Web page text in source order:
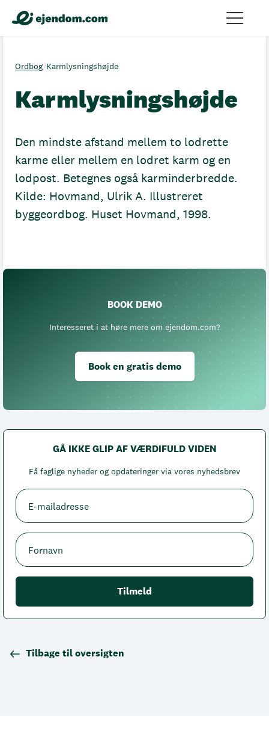
Ordbog/Karmlysningshøjde
Karmlysningshøjde
Den mindste afstand mellem to lodrette
karme eller mellem en lodret karm og en
lodpost. Betegnes også karminderbredde.
Kilde: Hovmand, Ulrik A. Illustreret
byggeordbog. Huset Hovmand, 1998.
BOOK DEMO
Interesseret i at høre mere om ejendom.com?
Book en gratis demo
GÅ IKKE GLIP AF VÆRDIFULD VIDEN
Få faglige nyheder og opdateringer via vores nyhedsbrev
Tilbage til oversigten